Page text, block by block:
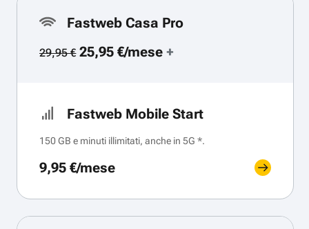
Fastweb Casa Pro
29,95 €25,95 €/mese+
Fastweb Mobile Start
150 GB e minuti illimitati, anche in 5G *.
9,95 €/mese